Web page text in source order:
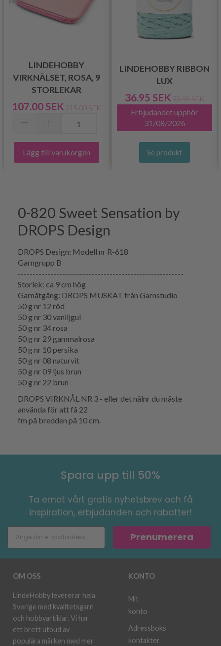
LINDEHOBBY
VIRKNÅLSET, ROSA, 9
STORLEKAR
107.00 SEK 215.00 SEK
Lägg till varukorgen
LINDEHOBBY RIBBON
LUX
36.95 SEK 73.95 SEK
Erbjudandet upphör
31/08/2026
Se produkt
0-820 Sweet Sensation by
DROPS Design
DROPS Design: Modell nr R-618
Garngrupp B
--------------------------------------------------------
Storlek: ca 9 cm hög
Garnåtgång: DROPS MUSKAT från Garnstudio
50 g nr 12 röd
50 g nr 30 vaniljgul
50 g nr 34 rosa
50 g nr 29 gammalrosa
50 g nr 10 persika
50 g nr 08 naturvit
50 g nr 09 ljus brun
50 g nr 22 brun
DROPS VIRKNÅL NR 3 - eller det nålnr du måste
använda för att få 22
fm på bredden på 10 cm.
Spara upp till 50%
Ta emot vårt gratis nyhetsbrev och få
inspiration, erbjudanden och rabatter!
Prenumerera
OM OSS
LindeHobby levererar hela
Sverige med kvalitetsgarn
och hobbyartiklar. Vi har
ett brett utbud av
populära märken med mer
KONTO
Mit
konto
Adressboks
kontakter